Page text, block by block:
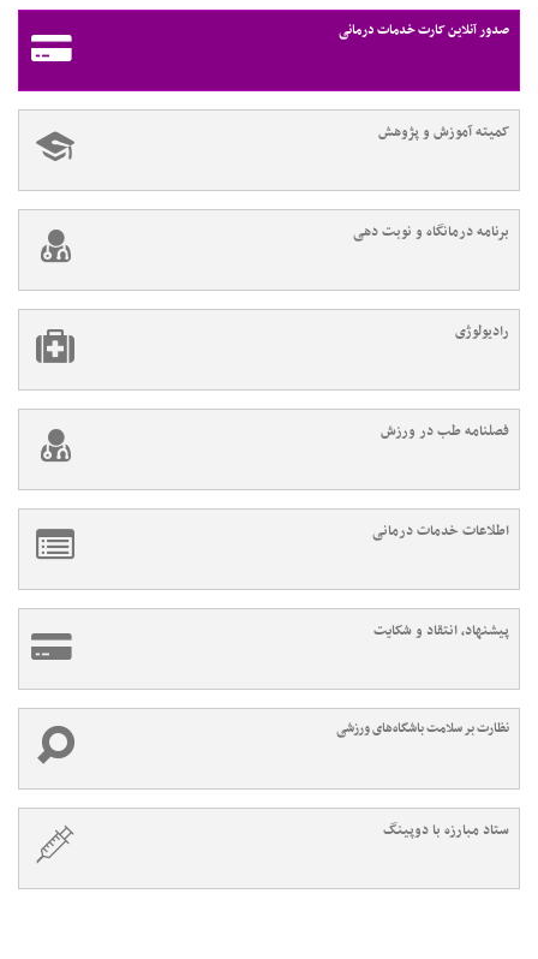
صدور آنلاین کارت خدمات درمانی
کمیته آموزش و پژوهش
برنامه درمانگاه و نوبت دهی
رادیولوژی
فصلنامه طب در ورزش
اطلاعات خدمات درمانی
پیشنهاد، انتقاد و شکایت
نظارت بر سلامت باشگاه‌های ورزشی
ستاد مبارزه با دوپینگ